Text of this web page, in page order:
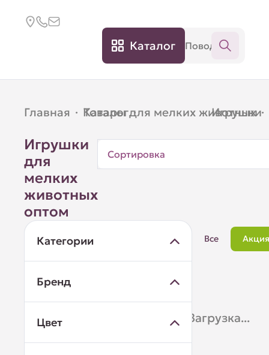
Каталог
Главная · Каталог ·
Товары для мелких животных ·
Игрушки
Игрушки
для
мелких
животных
оптом
Сортировка
Категории
Бренд
Цвет
Все
Загрузка...